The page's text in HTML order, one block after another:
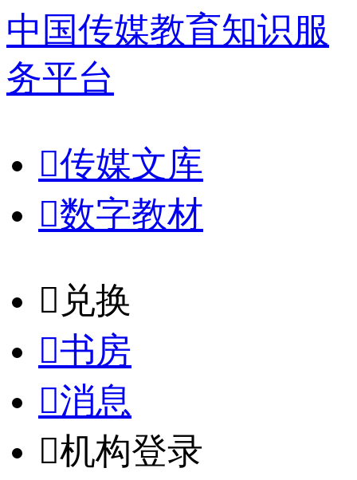
中国传媒教育知识服
务平台
传媒文库
数字教材
𐈈 兑换
书房
消息
机构登录